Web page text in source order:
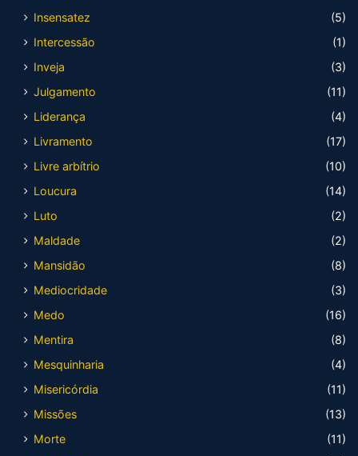
Insensatez
(5)
Intercessão
(1)
Inveja
(3)
Julgamento
(11)
Liderança
(4)
Livramento
(17)
Livre arbítrio
(10)
Loucura
(14)
Luto
(2)
Maldade
(2)
Mansidão
(8)
Mediocridade
(3)
Medo
(16)
Mentira
(8)
Mesquinharia
(4)
Misericórdia
(11)
Missões
(13)
Morte
(11)